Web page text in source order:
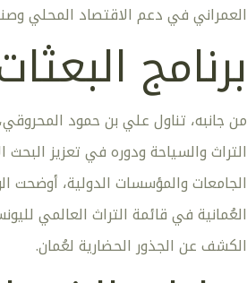
العمراني في دعم الاقتصاد المحلي
برنامج
من جانبه، تناول علي بن حمود المحروقي،
التراث والسياحة ودوره في تعزيز
الجامعات والمؤسسات الدولية، أوضحت
العُمانية في قائمة التراث العالمي
الكشف عن الجذور الحضارية لعُمان.